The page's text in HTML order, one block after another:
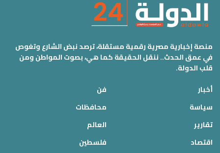
منصة إخبارية مصرية رقمية مستقلة، ترصد نبض الشارع وتغوص
في عمق الحدث.. ننقل الحقيقة كما هي، بصوت المواطن ومن
قلب الدولة.
أخبار
سياسة
تقارير
اقتصاد
فن
محافظات
العالم
فلسطين